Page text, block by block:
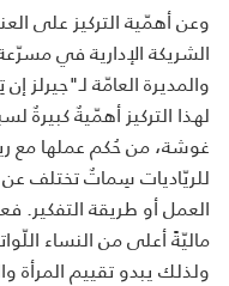
وعن أهمّية التركيز على
الشريكة الإدارية في
والمديرة العامّة لـ"جيرلز
لهذا التركيز أهمّيةٌ
غوشة، من حُكم عملها مع
للريّاديات سِماتٌ تختلف
العمل أو طريقة التفكير.
ماليّةً أعلى من النساء
ولذلك يبدو تقييم المرأة